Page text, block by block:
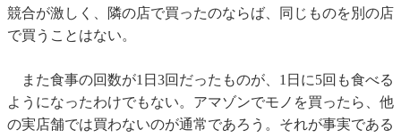
競合が激しく、隣の店で買ったのならば、同じものを別の店
で買うことはない。
また食事の回数が1日3回だったものが、1日に5回も食べる
ようになったわけでもない。アマゾンでモノを買ったら、他
の実店舗では買わないのが通常であろう。それが事実である